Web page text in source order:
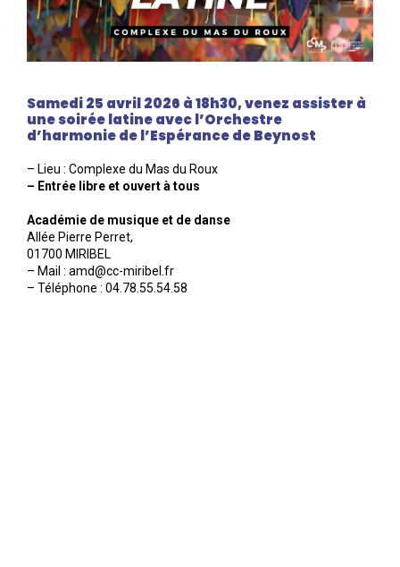
Samedi 25 avril 2026 à 18h30, venez assister à
une soirée latine avec l’Orchestre
d’harmonie de l’Espérance de Beynost
– Lieu : Complexe du Mas du Roux
– Entrée libre et ouvert à tous
Académie de musique et de danse
Allée Pierre Perret,
01700 MIRIBEL
– Mail : amd@cc-miribel.fr
– Téléphone : 04.78.55.54.58